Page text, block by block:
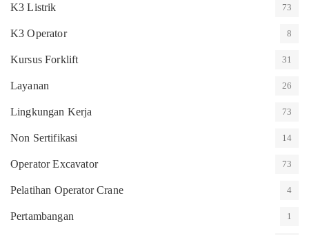
K3 Listrik 73
K3 Operator 8
Kursus Forklift 31
Layanan 26
Lingkungan Kerja 73
Non Sertifikasi 14
Operator Excavator 73
Pelatihan Operator Crane 4
Pertambangan 1